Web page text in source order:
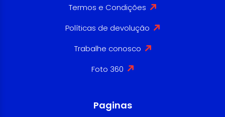
Termos e Condições
Políticas de devolução
Trabalhe conosco
Foto 360
Paginas